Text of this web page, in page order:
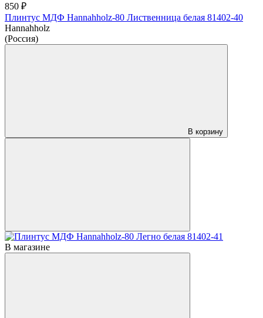
850 ₽
Плинтус МДФ Hannahholz-80 Лиственница белая 81402-40
Hannahholz
(Россия)
В корзину
В магазине